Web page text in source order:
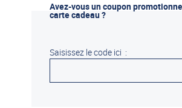
Avez-vous un coupon
carte cadeau ?
Saisissez le code ici :